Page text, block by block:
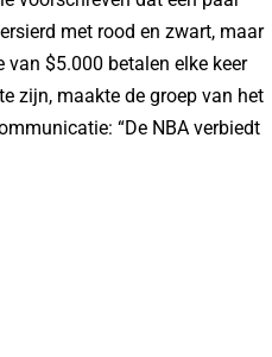
met rood en zwart, maar
$5.000 betalen elke keer
zijn, maakte de groep van het
“De NBA verbiedt